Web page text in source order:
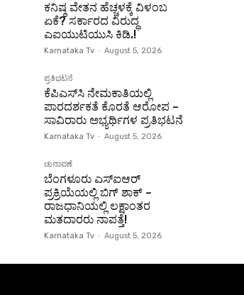
ಕನಿಷ್ಠ ವೇತನ ಹೆಚ್ಚಳಕ್ಕೆ ವಿಳಂಬ
ಏಕೆ? ಸರ್ಕಾರದ ವಿರುದ್ಧ
ಎಐಯುಟಿಯುಸಿ ಕಿಡಿ.!
Karnataka Tv - August 5, 2026
ಪ್ರತಿಭಟನೆ
ಕೆಪಿಎಸ್‌ಸಿ ನೇಮಕಾತಿಯಲ್ಲಿ
ಪಾರದರ್ಶಕತೆ ಕೊರತೆ ಆರೋಪ –
ಸಾವಿರಾರು ಅಭ್ಯರ್ಥಿಗಳ ಪ್ರತಿಭಟನೆ
Karnataka Tv - August 5, 2026
ಚುನಾವಣೆ
ಬೆಂಗಳೂರು ಎಸ್‌ಐಆರ್
ಪ್ರಕ್ರಿಯೆಯಲ್ಲಿ ಬಿಗ್ ಶಾಕ್ –
ರಾಜಧಾನಿಯಲ್ಲಿ ಲಕ್ಷಾಂತರ
ಮತದಾರರು ನಾಪತ್ತೆ!
Karnataka Tv - August 5, 2026